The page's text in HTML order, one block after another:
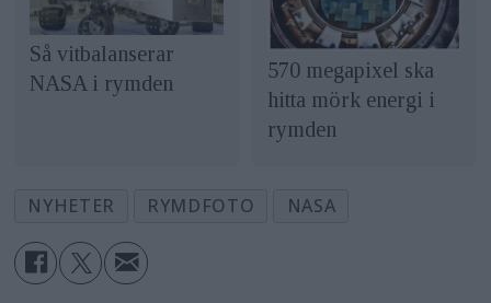
Så vitbalanserar
NASA i rymden
570 megapixel ska
hitta mörk energi i
rymden
NYHETER RYMDFOTO NASA